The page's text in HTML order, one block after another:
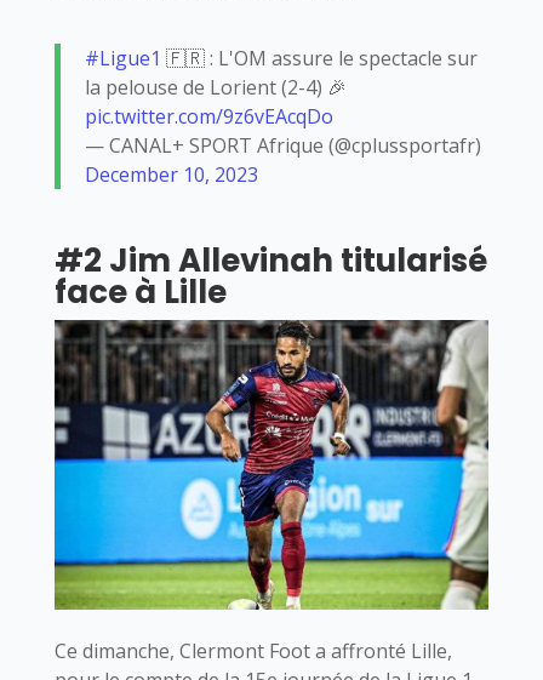
#Ligue1 🇫🇷 : L'OM assure le spectacle sur
la pelouse de Lorient (2-4) 🎉
pic.twitter.com/9z6vEAcqDo
— CANAL+ SPORT Afrique (@cplussportafr)
December 10, 2023
#2 Jim Allevinah titularisé
face à Lille
Ce dimanche, Clermont Foot a affronté Lille,